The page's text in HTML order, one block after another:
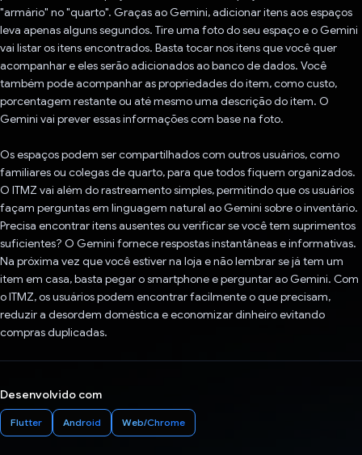
"armário" no "quarto". Graças ao Gemini, adicionar itens aos espaços
leva apenas alguns segundos. Tire uma foto do seu espaço e o Gemini
vai listar os itens encontrados. Basta tocar nos itens que você quer
acompanhar e eles serão adicionados ao banco de dados. Você
também pode acompanhar as propriedades do item, como custo,
porcentagem restante ou até mesmo uma descrição do item. O
Gemini vai prever essas informações com base na foto.
Os espaços podem ser compartilhados com outros usuários, como
familiares ou colegas de quarto, para que todos fiquem organizados.
O ITMZ vai além do rastreamento simples, permitindo que os usuários
façam perguntas em linguagem natural ao Gemini sobre o inventário.
Precisa encontrar itens ausentes ou verificar se você tem suprimentos
suficientes? O Gemini fornece respostas instantâneas e informativas.
Na próxima vez que você estiver na loja e não lembrar se já tem um
item em casa, basta pegar o smartphone e perguntar ao Gemini. Com
o ITMZ, os usuários podem encontrar facilmente o que precisam,
reduzir a desordem doméstica e economizar dinheiro evitando
compras duplicadas.
Desenvolvido com
Flutter Android Web/Chrome